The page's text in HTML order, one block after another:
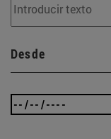
Desde